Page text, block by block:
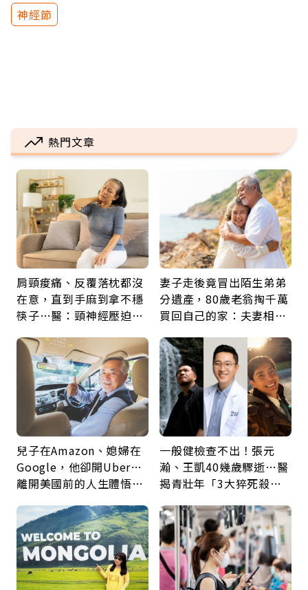
神經節
熱門文章
肩頸痠痛、反覆落枕都沒
在意，直到手麻到拿不穩
筷子…醫：頸神經壓迫上
鍵
妻子走後竟冒出陌生弟弟
分遺產，80歲老翁掏千萬
買回自己的家：夫妻相守
兒子在Amazon、媳婦在
Google，他卻開Uber…
離開美國前的人生體悟：
一般健檢查不出！張元
瀚、王凱40幾歲驟逝…醫
揭青壯年「3大猝死殺
雷